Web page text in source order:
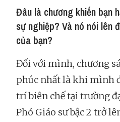
Đâu là chương khiến bạn
sự nghiệp? Và nó nói lên
của bạn?
Đối với mình, chương
phúc nhất là khi mình
trí biên chế tại trường
Phó Giáo sư bậc 2 trở